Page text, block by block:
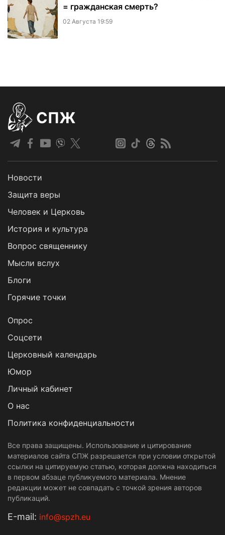
= гражданская смерть?
02 Августа 19:59
СПЖ
Новости
Защита веры
Человек и Церковь
История и культура
Вопрос священнику
Мысли вслух
Блоги
Горячие точки
Опрос
Cоцсети
Церковный календарь
Юмор
Личный кабинет
О нас
Политика конфиденциальности
Все права защищены. Использование и цитирование
материалов сайта СПЖ разрешается при условии открытой
ссылки на цитируемую статью, которая должна находиться
в первом абзаце публикуемого материала. Мнение
редакции может не совпадать с точкой зрения авторов
публикаций.
Е-mail: info@spzh.eu